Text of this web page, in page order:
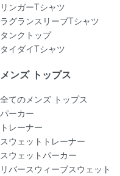
リンガーTシャツ
ラグランスリーブTシャツ
タンクトップ
タイダイTシャツ
メンズ トップス
全てのメンズ トップス
パーカー
トレーナー
スウェットトレーナー
スウェットパーカー
リバースウィーブスウェット